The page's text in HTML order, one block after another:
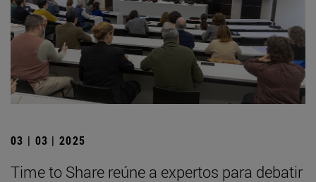
03 | 03 | 2025
Time to Share reúne a expertos para debatir